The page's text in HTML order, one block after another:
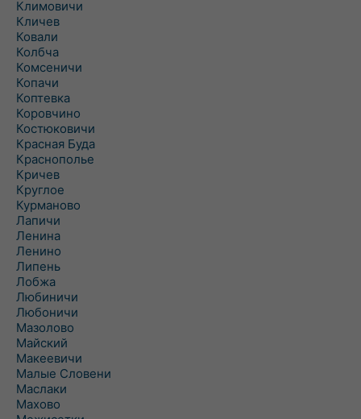
Климовичи
Кличев
Ковали
Колбча
Комсеничи
Копачи
Коптевка
Коровчино
Костюковичи
Красная Буда
Краснополье
Кричев
Круглое
Курманово
Лапичи
Ленина
Ленино
Липень
Лобжа
Любиничи
Любоничи
Мазолово
Майский
Макеевичи
Малые Словени
Маслаки
Махово